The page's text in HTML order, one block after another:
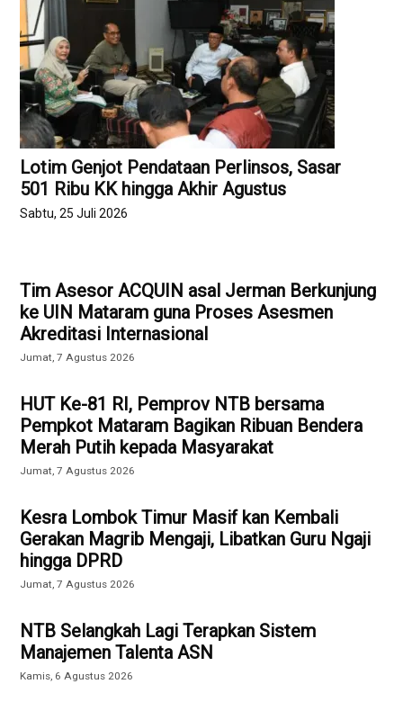
Lotim Genjot Pendataan Perlinsos, Sasar
501 Ribu KK hingga Akhir Agustus
Sabtu, 25 Juli 2026
Tim Asesor ACQUIN asal Jerman Berkunjung
ke UIN Mataram guna Proses Asesmen
Akreditasi Internasional
Jumat, 7 Agustus 2026
HUT Ke-81 RI, Pemprov NTB bersama
Pempkot Mataram Bagikan Ribuan Bendera
Merah Putih kepada Masyarakat
Jumat, 7 Agustus 2026
Kesra Lombok Timur Masif kan Kembali
Gerakan Magrib Mengaji, Libatkan Guru Ngaji
hingga DPRD
Jumat, 7 Agustus 2026
NTB Selangkah Lagi Terapkan Sistem
Manajemen Talenta ASN
Kamis, 6 Agustus 2026